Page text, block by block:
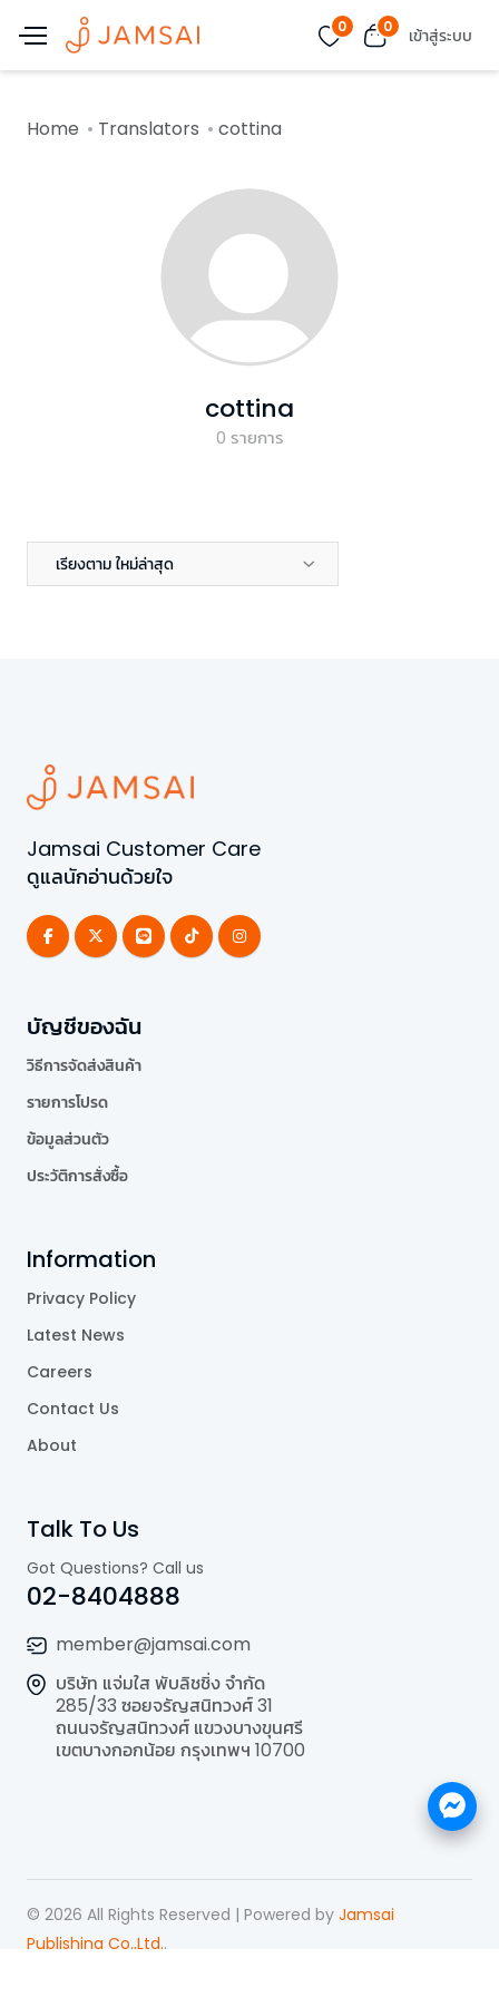
0 0 เข้าสู่ระบบ
Home Translators cottina
cottina
0 รายการ
เรียงตาม ใหม่ล่าสุด
Jamsai Customer Care
ดูแลนักอ่านด้วยใจ
บัญชีของฉัน
วิธีการจัดส่งสินค้า
รายการโปรด
ข้อมูลส่วนตัว
ประวัติการสั่งซื้อ
Information
Privacy Policy
Latest News
Careers
Contact Us
About
Talk To Us
Got Questions? Call us
02-8404888
member@jamsai.com
บริษัท แจ่มใส พับลิชชิ่ง จำกัด
285/33 ซอยจรัญสนิทวงศ์ 31
ถนนจรัญสนิทวงศ์ แขวงบางขุนศรี
เขตบางกอกน้อย กรุงเทพฯ 10700
© 2026 All Rights Reserved | Powered by Jamsai
Publishing Co.,Ltd..